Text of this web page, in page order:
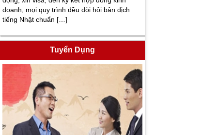
doanh, mọi quy trình đều đòi hỏi bản dịch
tiếng Nhật chuẩn […]
Tuyển Dụng